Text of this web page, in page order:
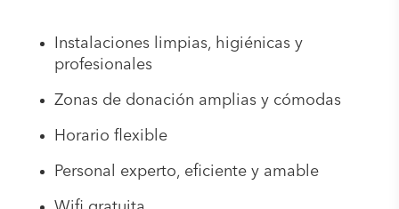
Instalaciones limpias, higiénicas y
profesionales
Zonas de donación amplias y cómodas
Horario flexible
Personal experto, eficiente y amable